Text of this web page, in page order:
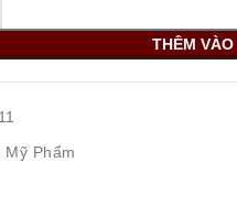
THÊM
Mỹ Phẩm